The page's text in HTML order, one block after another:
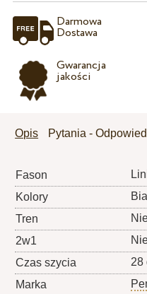
Darmowa
Dostawa
Gwarancja
jakości
Opis Pytania -
Fason
Kolory
Tren
2w1
Czas szycia
28
Marka